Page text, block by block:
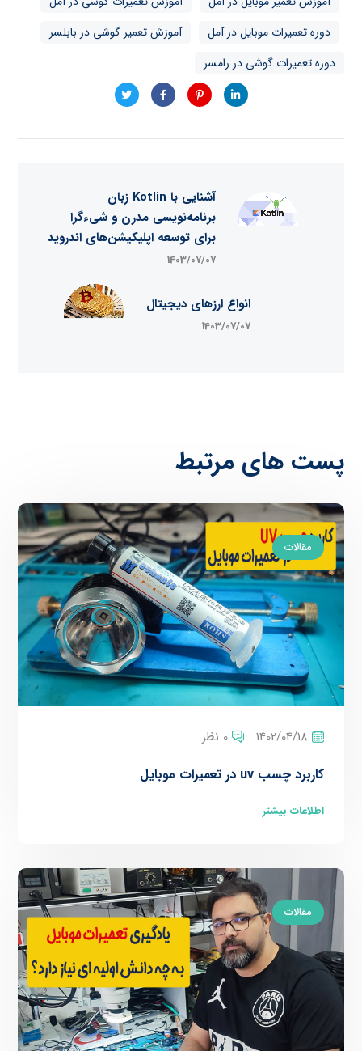
دوره تعمیرات موبایل در آمل
آموزش تعمیر گوشی در بابلسر
دوره تعمیرات گوشی در رامسر
آشنایی با Kotlin زبان
برنامه‌نویسی مدرن و شیءگرا
برای توسعه اپلیکیشن‌های اندروید
1403/07/07
انواع ارزهای دیجیتال
1403/07/07
پست های مرتبط
مقالات
1402/04/18 0 نظر
کاربرد چسب uv در تعمیرات موبایل
اطلاعات بیشتر
مقالات